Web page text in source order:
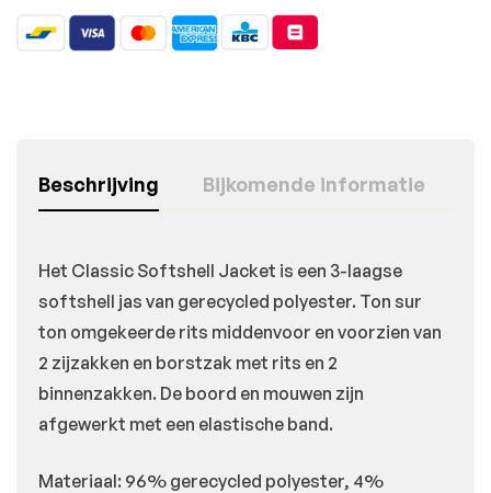
Beschrijving Bijkomende informatie
Het Classic Softshell Jacket is een 3-laagse
softshell jas van gerecycled polyester. Ton sur
ton omgekeerde rits middenvoor en voorzien van
2 zijzakken en borstzak met rits en 2
binnenzakken. De boord en mouwen zijn
afgewerkt met een elastische band.
Materiaal: 96% gerecycled polyester, 4%